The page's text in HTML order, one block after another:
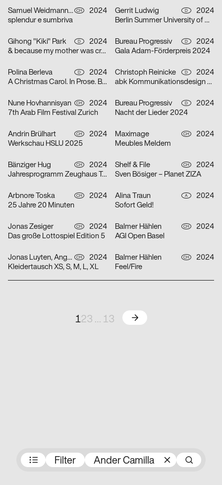
Preisträger:innen
Filter Ander Camilla
Samuel Weidmann, Coralie Wipf CH
2024
splendur e sumbriva
Gerrit Ludwig D
2024
Berlin Summer University of Arts 2025
Gihong "Kiki" Park D
2024
& because my mother was crazy
Bureau Progressiv D
2024
Gala Adam-Förderpreis 2024
Polina Berleva D
2024
A Christmas Carol. In Prose. Being a Ghost Story of Christmas.
Christoph Reinicke D
2024
abk Kommunikationsdesign Workshops
Nune Hovhannisyan CH
2024
7th Arab Film Festival Zurich
Bureau Progressiv D
2024
Nacht der Lieder 2024
Andrin Brülhart CH
2024
Werkschau HSLU 2025
Maximage CH
2024
Meubles Meldem
Bänziger Hug CH
2024
Jahresprogramm Zeughaus Teufen 2024
Shelf & File CH
2024
Sven Bösiger – Planet ZIZA
Arbnore Toska CH
2024
25 Jahre 20 Minuten
Alina Traun A
2024
Sofort Geld!
Jonas Zesiger CH
2024
Das große Lottospiel Edition 5
Balmer Hählen CH
2024
AGI Open Basel
Jonas Luyten, Angel Zahner CH
2024
Kleidertausch XS, S, M, L, XL
Balmer Hählen CH
2024
Feel/Fire
123 … 13